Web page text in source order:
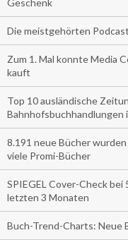
Geschenk
Die meistgehörten
Zum 1. Mal konnte Media
kauft
Top 10 ausländische
Bahnhofsbuchhandlungen
8.191 neue Bücher
viele Promi-Bücher
SPIEGEL Cover-Check
letzten 3 Monaten
Buch-Trend-Charts: Neue